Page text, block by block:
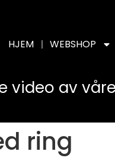
HJEM WEBSHOP
video av
ring